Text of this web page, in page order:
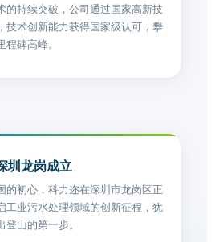
的持续突破，公司通过国家高新技
技术创新能力获得国家级认可，攀
碑高峰。
圳龙岗成立
的初心，科力迩在深圳市龙岗区正
工业污水处理领域的创新征程，犹
山的第一步。